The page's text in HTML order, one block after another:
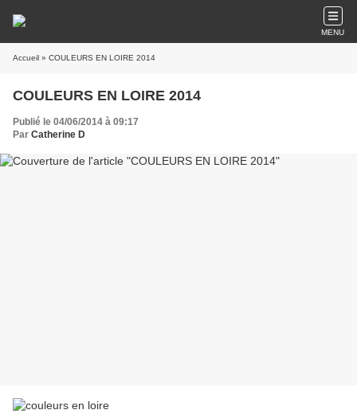
MENU
Accueil » COULEURS EN LOIRE 2014
COULEURS EN LOIRE 2014
Publié le 04/06/2014 à 09:17
Par Catherine D